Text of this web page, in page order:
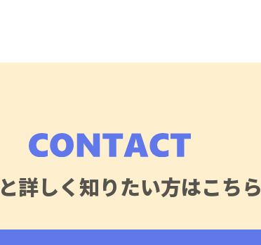
詳しく知りたい方はこちら